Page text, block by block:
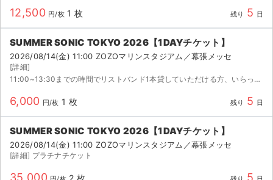
12,500 円/枚 1 枚 残り 5 日
SUMMER SONIC TOKYO 2026【1DAYチケット】
2026/08/14(金) 11:00 ZOZOマリンスタジアム／幕張メッセ
[詳細]
11:00~13:30までの時間でリストバンド1本貸していただける方、いらっしゃいましたらお願いします。13:30以降、すぐにお返しいたします。
6,000 円/枚 1 枚 残り 5 日
SUMMER SONIC TOKYO 2026【1DAYチケット】
2026/08/14(金) 11:00 ZOZOマリンスタジアム／幕張メッセ
[詳細] プラチナチケット
35,000 2 枚 5